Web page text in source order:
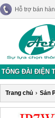
Hỗ trợ bán
TỔNG ĐÀI ĐIỆN
Trang chủ › Sản